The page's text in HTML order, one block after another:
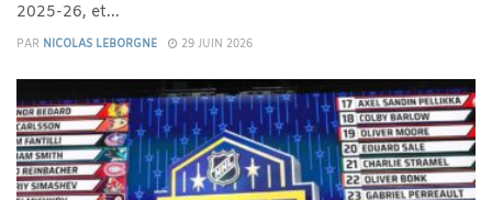
2025-26, et...
PAR NICOLAS LEBORGNE 29 JUIN 2026